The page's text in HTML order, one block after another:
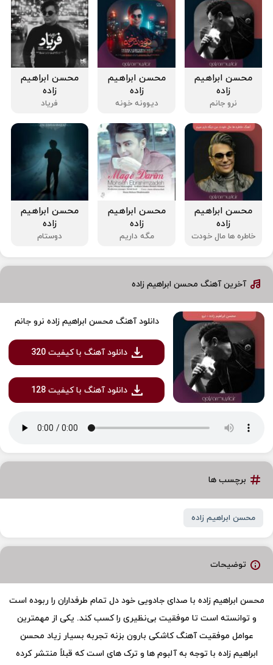
محسن ابراهیم
زاده
نرو جانم
محسن ابراهیم
زاده
دیوونه خونه
محسن ابراهیم
زاده
فریاد
محسن ابراهیم
زاده
خاطره ها مال خودت
محسن ابراهیم
زاده
مگه داریم
محسن ابراهیم
زاده
دوستام
آخرین آهنگ محسن ابراهیم زاده
دانلود آهنگ محسن ابراهیم زاده نرو جانم
دانلود آهنگ با کیفیت 320
دانلود آهنگ با کیفیت 128
برچسب ها
محسن ابراهیم زاده
توضیحات
محسن ابراهیم زاده با صدای جادویی خود دل تمام طرفداران را ربوده است
و توانسته است تا موفقیت بی‌نظیری را کسب کند. یکی از مهمترین
عوامل موفقیت آهنگ کاشکی بارون بزنه تجربه بسیار زیاد محسن
ابراهیم زاده با توجه به آلبوم ها و ترک های است که قبلاً منتشر کرده